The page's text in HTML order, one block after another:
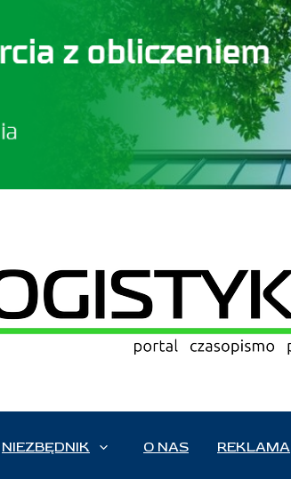
NIEZBĘDNIK O NAS REKLAMA